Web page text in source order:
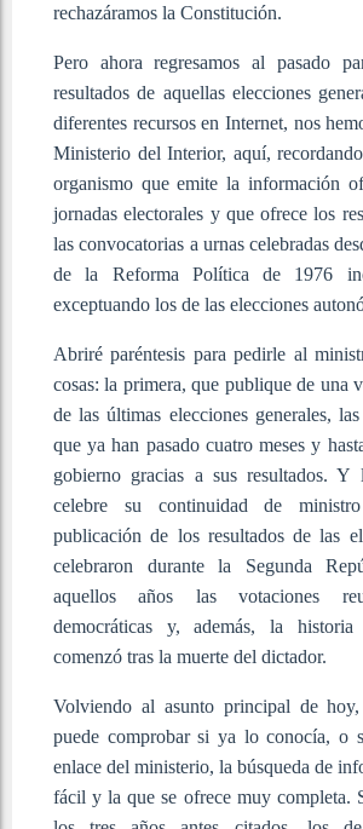
rechazáramos la Constitución.
Pero ahora regresamos al pasado
resultados de aquellas elecciones
diferentes recursos en Internet, nos
Ministerio del Interior, aquí,
organismo que emite la información
jornadas electorales y que ofrece los
las convocatorias a urnas celebradas
de la Reforma Política de 1976
exceptuando los de las elecciones
Abriré paréntesis para pedirle al
cosas: la primera, que publique de una
de las últimas elecciones generales,
que ya han pasado cuatro meses y
gobierno gracias a sus resultados. Y
celebre su continuidad de
publicación de los resultados de las
celebraron durante la Segunda
aquellos años las votaciones
democráticas y, además, la
comenzó tras la muerte del dictador.
Volviendo al asunto principal de
puede comprobar si ya lo conocía, o
enlace del ministerio, la búsqueda de
fácil y la que se ofrece muy completa.